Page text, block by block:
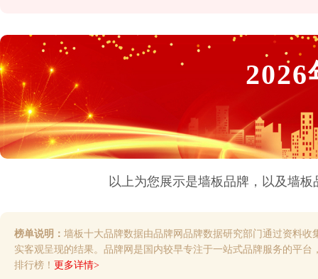
2026
以上为您展示是墙板品牌，以及墙板
榜单说明： 墙板十大品牌数据由品牌网品牌数据研究部门通过资料
实客观呈现的结果。品牌网是国内较早专注于一站式品牌服务的平
排行榜！ 更多详情>